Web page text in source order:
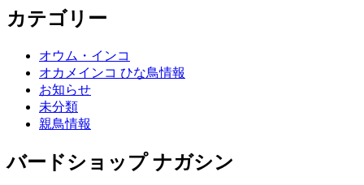
カテゴリー
オウム・インコ
オカメインコ ひな鳥情報
お知らせ
未分類
親鳥情報
バードショップ ナガシン